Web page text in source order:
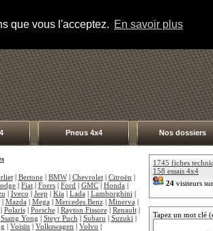
que vous l'acceptez. En savoir plus
Pneus 4x4 Nos dossiers
| Bertone| BMW| Chevrolet| Citroën |
| Fiat | Foers | Ford | GMC | Honda |
| Iveco | Jeep | Kia | Lada | Lamborghini |
| Mazda | Mega | Mercedes Benz| Minerva |
Polaris| Porsche| Rayton Fissore| Renault|
Ssang Yong | Steyr Puch | Subaru | Suzuki |
| Voisin | Volkswagen | Volvo |
1745 fiches
158 essais 4x4
24 visiteurs
Tapez un mot clé